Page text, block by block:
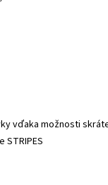
vďaka možnosti